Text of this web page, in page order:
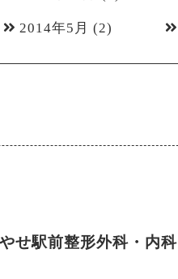
2014年5月 (2)
せ駅前整形外科・内科